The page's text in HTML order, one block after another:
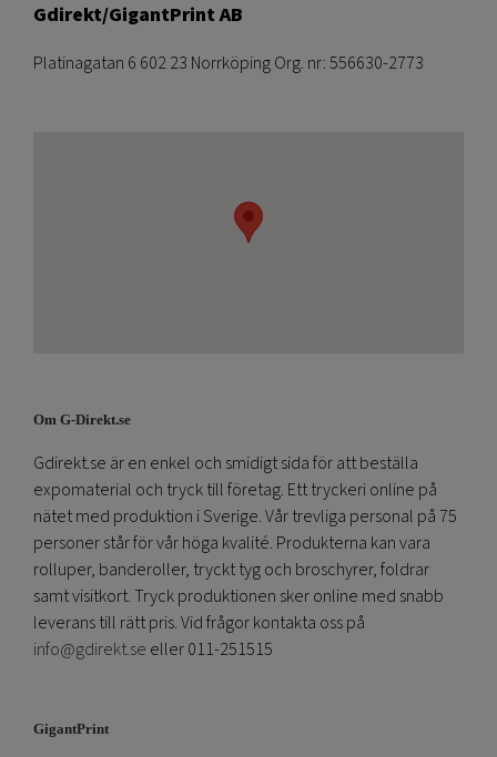
Gdirekt/GigantPrint AB
Platinagatan 6 602 23 Norrköping Org. nr: 556630-2773
Om G-Direkt.se
Gdirekt.se är en enkel och smidigt sida för att beställa
expomaterial och tryck till företag. Ett tryckeri online på
nätet med produktion i Sverige. Vår trevliga personal på 75
personer står för vår höga kvalité. Produkterna kan vara
rolluper, banderoller, tryckt tyg och broschyrer, foldrar
samt visitkort. Tryck produktionen sker online med snabb
leverans till rätt pris. Vid frågor kontakta oss på
info@gdirekt.se eller 011-251515
GigantPrint